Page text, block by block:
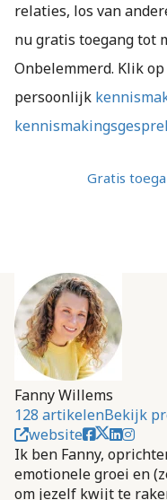
relaties, los van
nu gratis toegang tot
Onbelemmerd. Klik
persoonlijk
Gratis
Fanny Willems
128 artikelenBekijk
website
Ik ben Fanny,
emotionele groei en
om jezelf kwijt te